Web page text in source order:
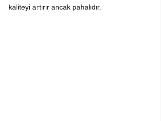
kaliteyi artırır ancak pahalıdır.